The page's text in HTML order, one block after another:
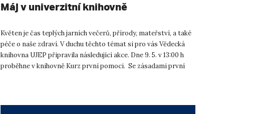
Máj v univerzitní knihovně
Květen je čas teplých jarních večerů, přírody, mateřství, a také
péče o naše zdraví. V duchu těchto témat si pro vás Vědecká
knihovna UJEP připravila následující akce. Dne 9. 5. v 13:00 h
proběhne v knihovně Kurz první pomoci. Se zásadami první